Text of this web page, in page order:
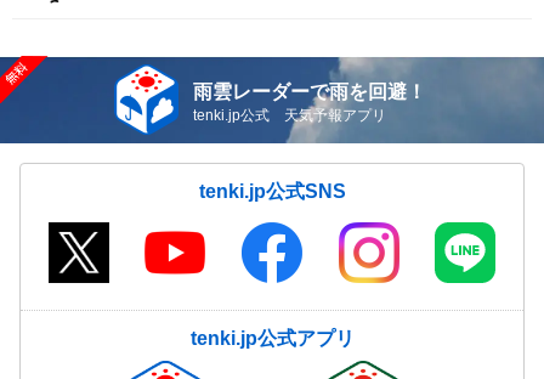
雨雲レーダーで雨を回避！
tenki.jp公式 天気予報アプリ
tenki.jp公式SNS
tenki.jp公式アプリ